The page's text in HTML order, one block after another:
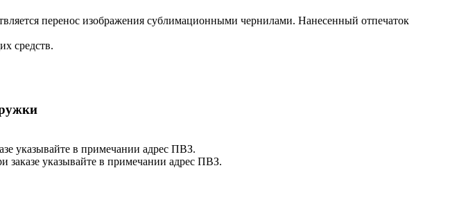
перенос изображения сублимационными чернилами. Нанесенный отпечаток
средств.
указывайте в примечании адрес ПВЗ.
заказе указывайте в примечании адрес ПВЗ.